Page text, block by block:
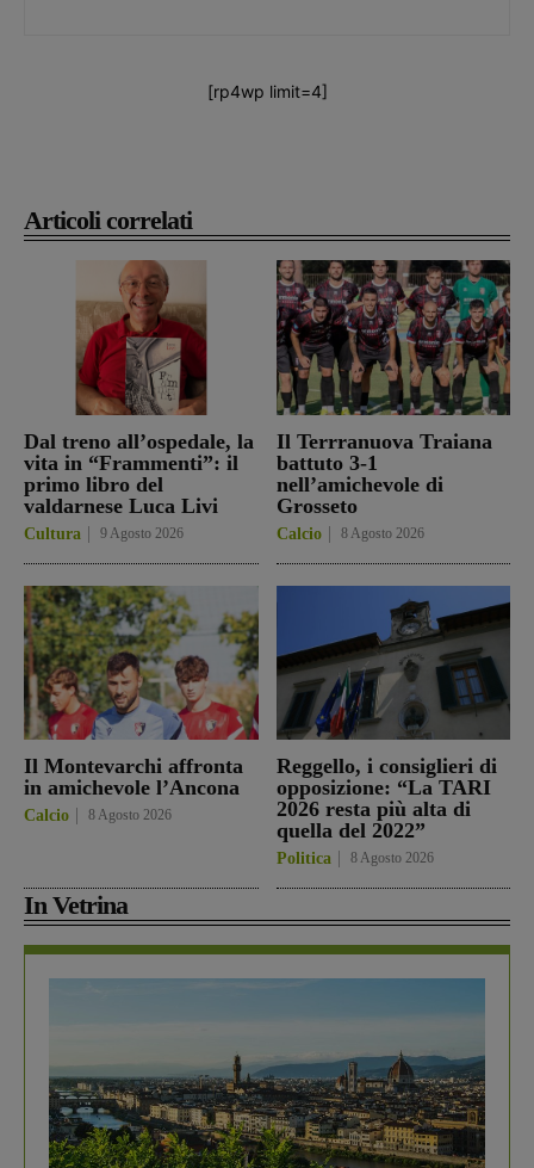
Articoli correlati
Dal treno all’ospedale, la
vita in “Frammenti”: il
primo libro del
valdarnese Luca Livi
Cultura 9 Agosto 2026
Il Terrranuova Traiana
battuto 3-1
nell’amichevole di
Grosseto
Calcio 8 Agosto 2026
Il Montevarchi affronta
in amichevole l’Ancona
Calcio 8 Agosto 2026
Reggello, i consiglieri di
opposizione: “La TARI
2026 resta più alta di
quella del 2022”
Politica 8 Agosto 2026
In Vetrina
[rp4wp limit=4]